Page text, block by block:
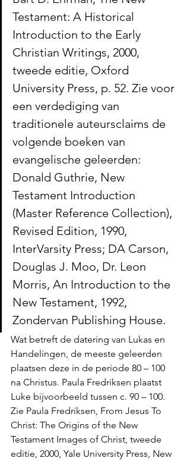
Testament: A Historical
Introduction to the Early
Christian Writings, 2000,
tweede editie, Oxford
University Press, p. 52. Zie voor
een verdediging van
traditionele auteursclaims de
volgende boeken van
evangelische geleerden:
Donald Guthrie, New
Testament Introduction
(Master Reference Collection),
Revised Edition, 1990,
InterVarsity Press; DA Carson,
Douglas J. Moo, Dr. Leon
Morris, An Introduction to the
New Testament, 1992,
Zondervan Publishing House.
Wat betreft de datering van Lukas en
Handelingen, de meeste geleerden
plaatsen deze in de periode 80 – 100
na Christus. Paula Fredriksen plaatst
Luke bijvoorbeeld tussen c. 90 – 100.
Zie Paula Fredriksen, From Jesus To
Christ: The Origins of the New
Testament Images of Christ, tweede
editie, 2000, Yale University Press, New